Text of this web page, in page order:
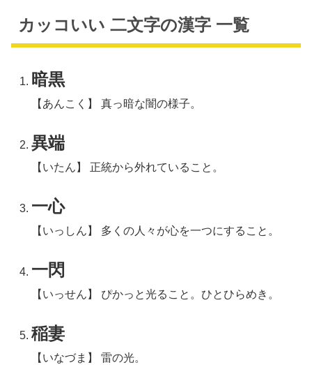
e
カッコいい 二文字の漢字 一覧
暗黒
【あんこく】 真っ暗な闇の様子。
異端
【いたん】 正統から外れていること。
一心
【いっしん】 多くの人々が心を一つにすること。
一閃
【いっせん】 ぴかっと光ること。ひとひらめき。
稲妻
【いなづま】 雷の光。